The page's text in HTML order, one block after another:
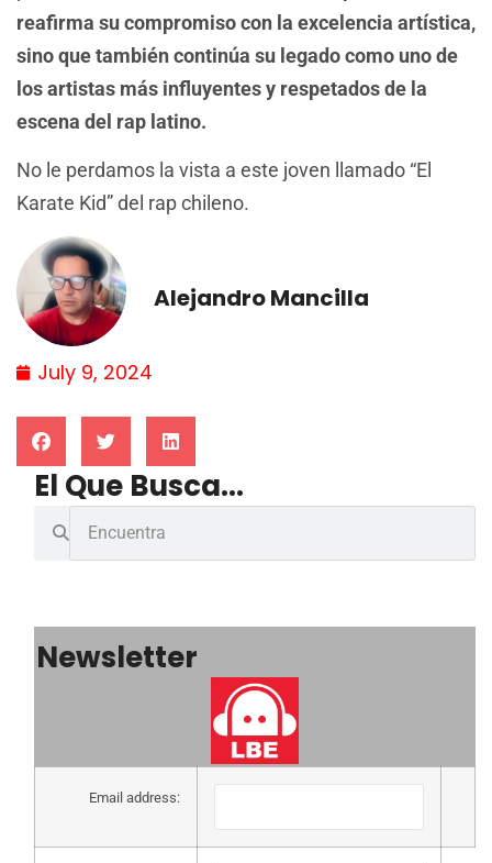
reafirma su compromiso con la excelencia artística,
sino que también continúa su legado como uno de
los artistas más influyentes y respetados de la
escena del rap latino.
No le perdamos la vista a este joven llamado “El
Karate Kid” del rap chileno.
Alejandro Mancilla
July 9, 2024
El Que Busca...
Newsletter
Email address: